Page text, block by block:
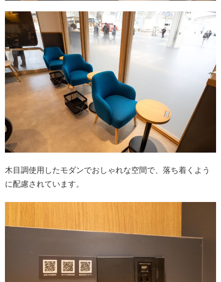
木目調使用したモダンでおしゃれな空間で、落ち着くよう
に配慮されています。